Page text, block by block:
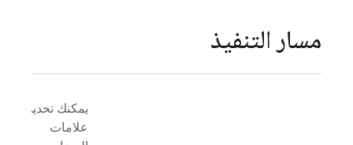
مسار التنفيذ
يمكنك تحديد
علامات